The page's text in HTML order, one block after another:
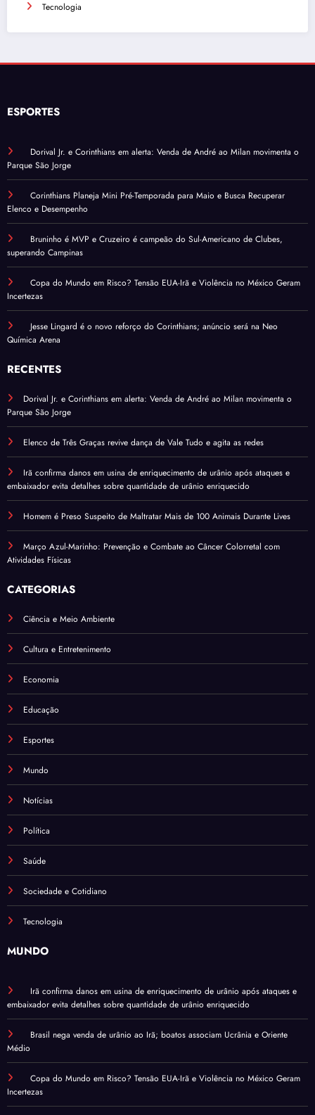
Tecnologia
ESPORTES
Dorival Jr. e Corinthians em alerta: Venda de André ao Milan movimenta o
Parque São Jorge
Corinthians Planeja Mini Pré-Temporada para Maio e Busca Recuperar
Elenco e Desempenho
Bruninho é MVP e Cruzeiro é campeão do Sul-Americano de Clubes,
superando Campinas
Copa do Mundo em Risco? Tensão EUA-Irã e Violência no México Geram
Incertezas
Jesse Lingard é o novo reforço do Corinthians; anúncio será na Neo
Química Arena
RECENTES
Dorival Jr. e Corinthians em alerta: Venda de André ao Milan movimenta o
Parque São Jorge
Elenco de Três Graças revive dança de Vale Tudo e agita as redes
Irã confirma danos em usina de enriquecimento de urânio após ataques e
embaixador evita detalhes sobre quantidade de urânio enriquecido
Homem é Preso Suspeito de Maltratar Mais de 100 Animais Durante Lives
Março Azul-Marinho: Prevenção e Combate ao Câncer Colorretal com
Atividades Físicas
CATEGORIAS
Ciência e Meio Ambiente
Cultura e Entretenimento
Economia
Educação
Esportes
Mundo
Notícias
Política
Saúde
Sociedade e Cotidiano
Tecnologia
MUNDO
Irã confirma danos em usina de enriquecimento de urânio após ataques e
embaixador evita detalhes sobre quantidade de urânio enriquecido
Brasil nega venda de urânio ao Irã; boatos associam Ucrânia e Oriente
Médio
Copa do Mundo em Risco? Tensão EUA-Irã e Violência no México Geram
Incertezas